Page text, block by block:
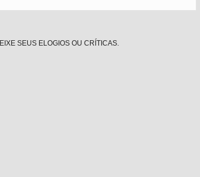
SEUS ELOGIOS OU CRÍTICAS.